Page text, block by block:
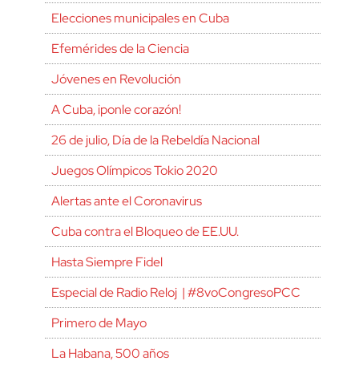
Elecciones municipales en Cuba
Efemérides de la Ciencia
Jóvenes en Revolución
A Cuba, ¡ponle corazón!
26 de julio, Día de la Rebeldía Nacional
Juegos Olímpicos Tokio 2020
Alertas ante el Coronavirus
Cuba contra el Bloqueo de EE.UU.
Hasta Siempre Fidel
Especial de Radio Reloj | #8voCongresoPCC
Primero de Mayo
La Habana, 500 años